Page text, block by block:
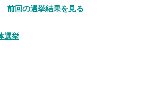
前回の選挙結果を見る
選挙